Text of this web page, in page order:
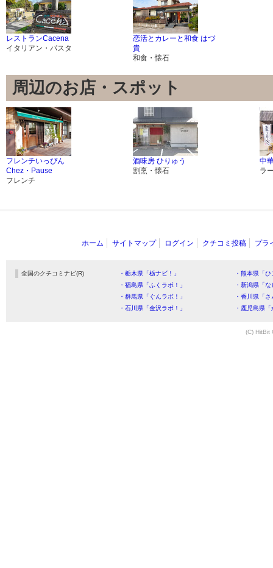
レストランCacena
イタリアン・パスタ
恋活とカレーと和食 はづ
貴
和食・懐石
周辺のお店・スポット
フレンチいっぴん
Chez・Pause
フレンチ
酒味房 ひりゅう
割烹・懐石
中
ラ
ホーム サイトマップ ログイン クチコミ投稿 プラ
全国のクチコミナビ(R) ・栃木県「栃ナビ！」
・熊本県「
・福島県「ふくラボ！」
・新潟県「
・群馬県「ぐんラボ！」
・香川県「
・石川県「金沢ラボ！」
・鹿児島県
(C) HitBit